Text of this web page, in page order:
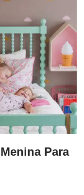
Para